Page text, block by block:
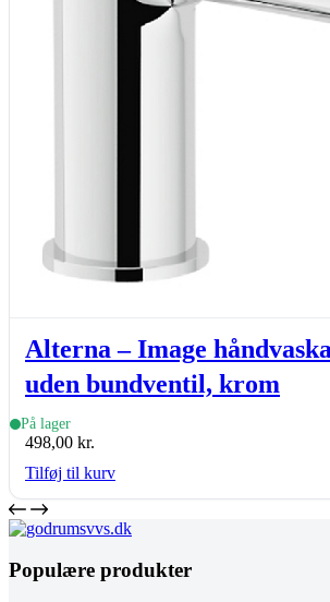
Alterna – Image
uden bundventil, krom
På lager
498,00 kr.
Tilføj til kurv
Populære produkter